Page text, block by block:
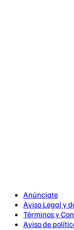
Anúnciate
Aviso Legal y
Términos y
Aviso de